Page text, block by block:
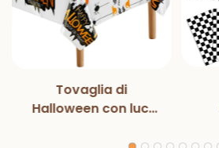
Tovaglia di
Halloween con luci